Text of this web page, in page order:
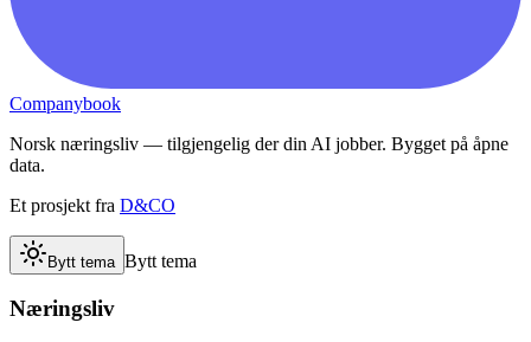
Companybook
Norsk næringsliv — tilgjengelig der din AI jobber. Bygget på åpne
data.
Et prosjekt fra D&CO
Bytt tema Bytt tema
Næringsliv